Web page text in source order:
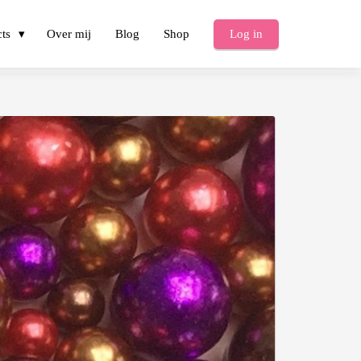
Over mij Blog Shop Log in